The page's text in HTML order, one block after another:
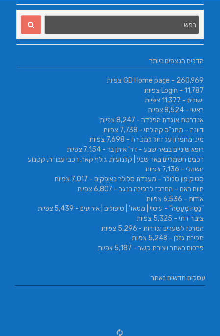
הדפים הנצפים ביותר
GD Home page - 260,969 צפיות
Login - 11,787 צפיות
ישובים - 11,377 צפיות
ראשי - 8,524 צפיות
אנדרטת אוגדת הפלדה - 8,247 צפיות
דיונה – מתנ"ס קהילתי - 7,738 צפיות
מיני מחפרון על זחל למכירה - 7,698 צפיות
רופא שיניים בבאר שבע – דר' איתן בר - 7,154 צפיות
רכבים חשמליים באר שבע | קלנועית, גולף קאר, רכבי עבודה, קטנוע
חשמלי - 7,136 צפיות
סטוק פון סלולר – מעבדת סלולר באופקים - 7,017 צפיות
חוות ראם – המרכז לרכיבה בנגב - 6,807 צפיות
אודות - 6,536 צפיות
"נַסֵּה מְעַסֶּה" – עיסוי | מסאז' | טיפולים | אירועים - 5,439 צפיות
ציבור דתי - 5,325 צפיות
המרכז לשערים וגדרות - 5,296 צפיות
מכירת גזלן - 5,248 צפיות
פרסום באתר ויצירת קשר - 5,187 צפיות
עסקים חדשים באתר